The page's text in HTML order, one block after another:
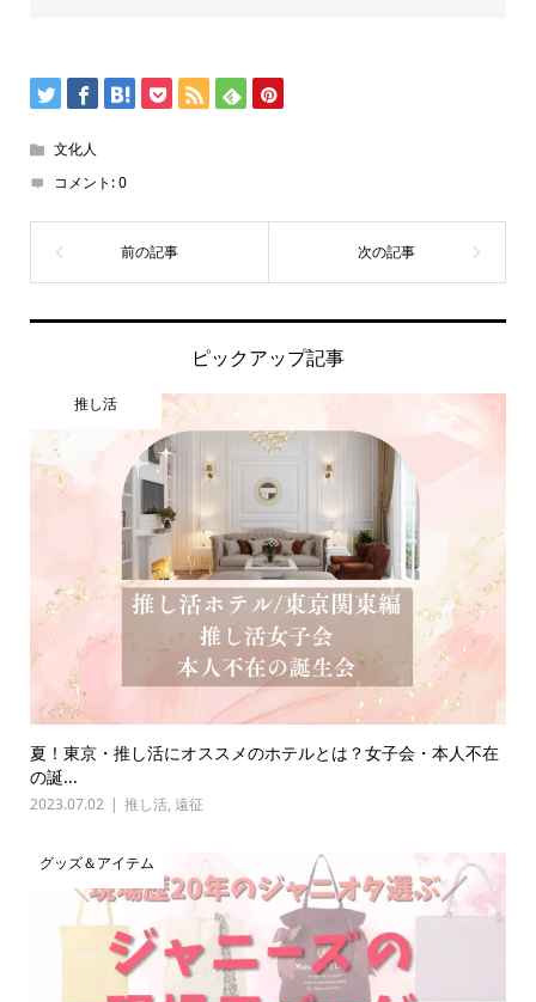
文化人
コメント:0
ピックアップ記事
推し活
夏！東京・推し活にオススメのホテルとは？女子会・本人不在
の誕...
2023.07.02 推し活, 遠征
グッズ＆アイテム